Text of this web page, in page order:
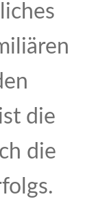
die
die